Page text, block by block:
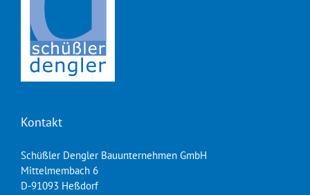
Kontakt
Schüßler Dengler Bauunternehmen GmbH
Mittelmembach 6
D-91093 Heßdorf